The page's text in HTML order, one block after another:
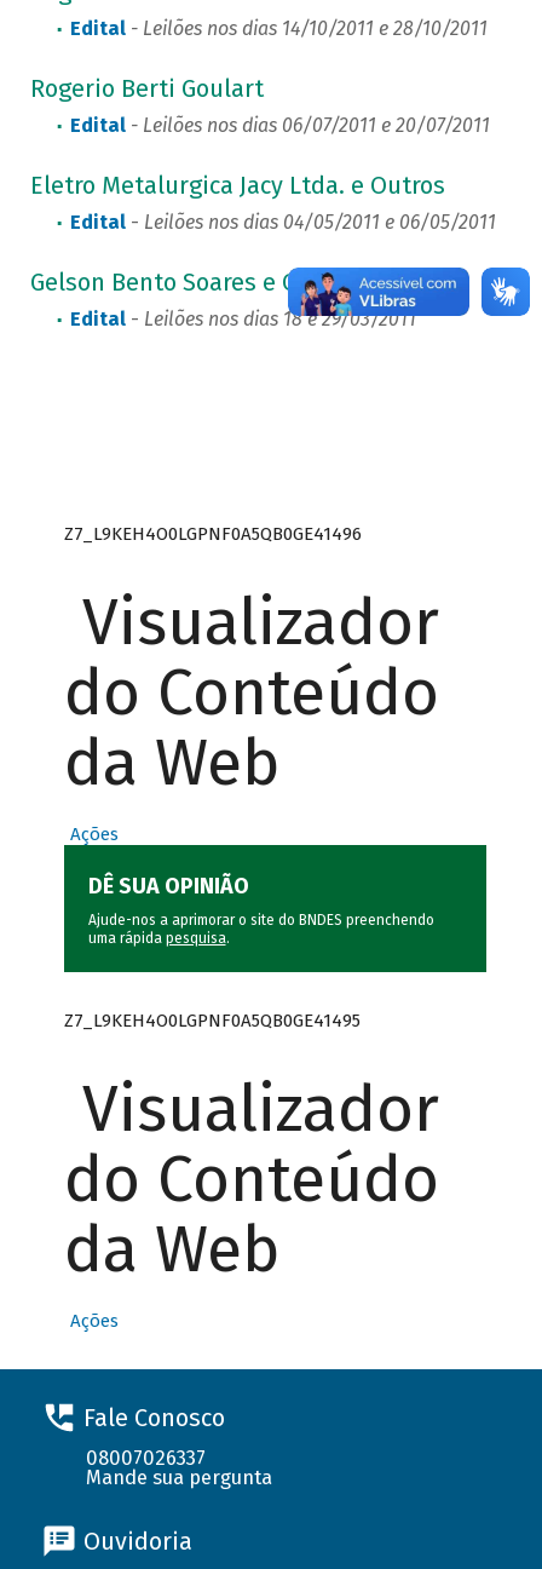
Edital - Leilões nos dias 14/10/2011 e 28/10/2011
Rogerio Berti Goulart
Edital - Leilões nos dias 06/07/2011 e 20/07/2011
Eletro Metalurgica Jacy Ltda. e Outros
Edital- Leilões nos dias 04/05/2011 e 06/05/2011
Gelson Bento Soares e Outro
Edital- Leilões nos dias 18 e 29/03/2011
Z7_L9KEH4O0LGPNF0A5QB0GE41496
Visualizador
do Conteúdo
da Web
Ações
DÊ SUA OPINIÃO
Ajude-nos a aprimorar o site do BNDES preenchendo
uma rápida pesquisa.
Z7_L9KEH4O0LGPNF0A5QB0GE41495
Visualizador
do Conteúdo
da Web
Ações
Fale Conosco
08007026337
Mande sua pergunta
Ouvidoria